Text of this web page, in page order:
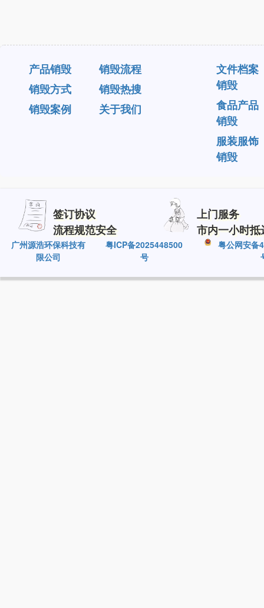
产品销毁
销毁流程
销毁方式
销毁热搜
销毁案例
关于我们
文件档案
销毁
食品产品
销毁
服装服饰
销毁
签订协议
流程规范安全
上门服务
市内一小时抵
广州源浩环保科技有
限公司
粤ICP备2025448500
号
粤公网安备